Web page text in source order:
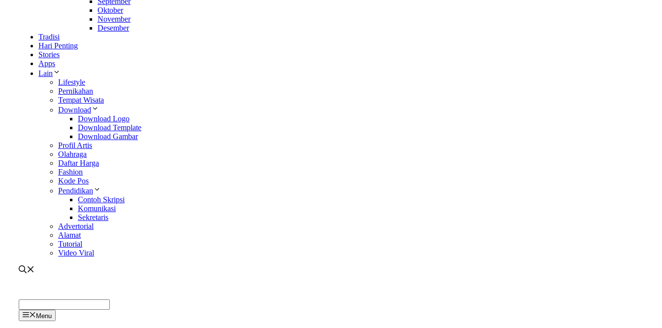
Oktober
November
Desember
Tradisi
Hari Penting
Stories
Apps
Lain
Lifestyle
Pernikahan
Tempat Wisata
Download
Download Logo
Download Template
Download Gambar
Profil Artis
Olahraga
Daftar Harga
Fashion
Kode Pos
Pendidikan
Contoh Skripsi
Komunikasi
Sekretaris
Advertorial
Alamat
Tutorial
Video Viral
Menu